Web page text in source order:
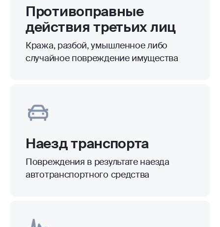
Противоправные
действия третьих лиц
Кража, разбой, умышленное либо
случайное повреждение имущества
Наезд транспорта
Повреждения в результате наезда
автотранспортного средства